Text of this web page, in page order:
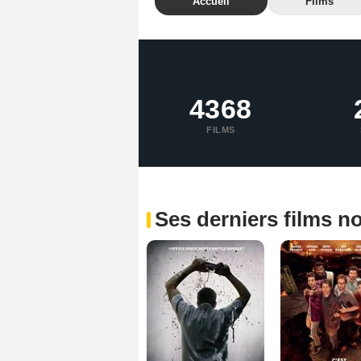
4368
FILMS
Ses derniers films